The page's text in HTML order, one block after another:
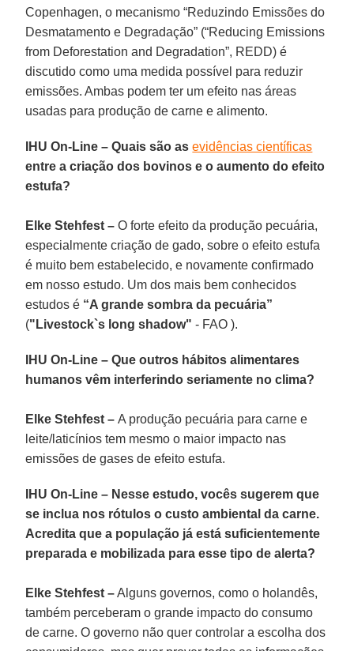
Copenhagen, o mecanismo “Reduzindo Emissões do
Desmatamento e Degradação” (“Reducing Emissions
from Deforestation and Degradation”, REDD) é
discutido como uma medida possível para reduzir
emissões. Ambas podem ter um efeito nas áreas
usadas para produção de carne e alimento.
IHU On-Line – Quais são asevidências científicas
entre a criação dos bovinos e o aumento do efeito
estufa?
Elke Stehfest –O forte efeito da produção pecuária,
especialmente criação de gado, sobre o efeito estufa
é muito bem estabelecido, e novamente confirmado
em nosso estudo. Um dos mais bem conhecidos
estudos é “A grande sombra da pecuária”
("Livestock`s long shadow" - FAO ).
IHU On-Line – Que outros hábitos alimentares
humanos vêm interferindo seriamente no clima?
Elke Stehfest –A produção pecuária para carne e
leite/laticínios tem mesmo o maior impacto nas
emissões de gases de efeito estufa.
IHU On-Line – Nesse estudo, vocês sugerem que
se inclua nos rótulos o custo ambiental da carne.
Acredita que a população já está suficientemente
preparada e mobilizada para esse tipo de alerta?
Elke Stehfest –Alguns governos, como o holandês,
também perceberam o grande impacto do consumo
de carne. O governo não quer controlar a escolha dos